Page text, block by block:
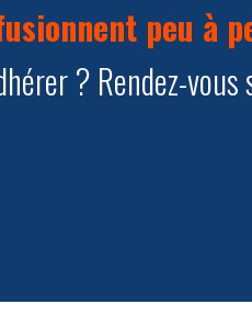
peu à
? Rendez-